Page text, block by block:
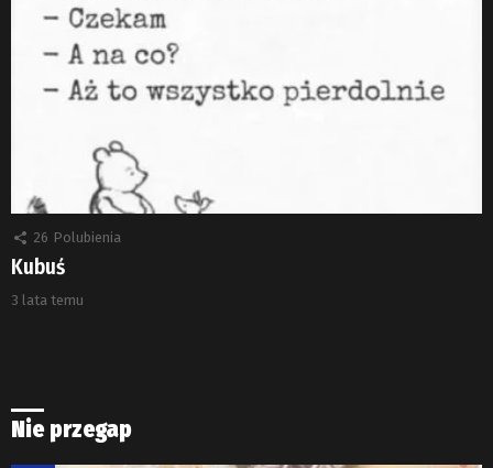
26 Polubienia
Kubuś
3 lata temu
Nie przegap